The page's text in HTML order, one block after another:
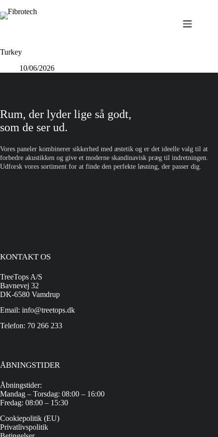
til
indhold
Turkey
10/06/2026
Rum, der lyder lige så godt,
som de ser ud.
Vores paneler kombinerer sikkerhed med æstetik og er det ideelle valg til at
forbedre akustikken og give et moderne skandinavisk præg til indretningen.
Udforsk vores sortiment for at finde den perfekte løsning, der passer dig.
KONTAKT OS
TreeTops A/S
Bavnevej 32
DK-6580 Vamdrup
Email: info@treetops.dk
Telefon: 70 266 233
ÅBNINGSTIDER
Åbningstider:
Mandag – Torsdag: 08:00 – 16:00
Fredag: 08:00 – 15:30
Cookiepolitik (EU)
Privatlivspolitik